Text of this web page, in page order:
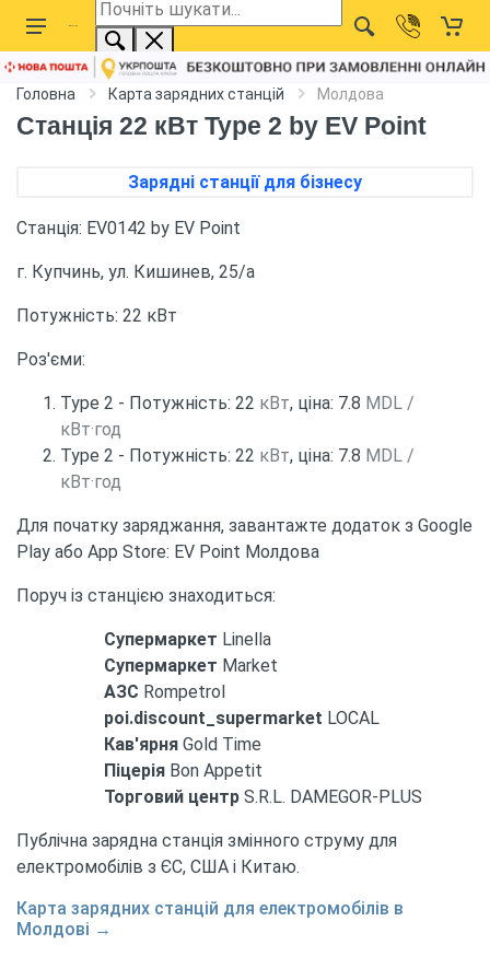
Головна Карта зарядних станцій Молдова
Станція 22 кВт Type 2 by EV Point
Зарядні станції для бізнесу
Станція: EV0142 by EV Point
г. Купчинь, ул. Кишинев, 25/a
Потужність: 22 кВт
Роз'єми:
Type 2 - Потужність: 22 кВт, ціна: 7.8 MDL /
кВт·год
Type 2 - Потужність: 22 кВт, ціна: 7.8 MDL /
кВт·год
Для початку заряджання, завантажте додаток з Google
Play або App Store: EV Point Молдова
Поруч із станцією знаходиться:
Супермаркет Linella
Супермаркет Market
АЗС Rompetrol
poi.discount_supermarket LOCAL
Кав'ярня Gold Time
Піцерія Bon Appetit
Торговий центр S.R.L. DAMEGOR-PLUS
Публічна зарядна станція змінного струму для
електромобілів з ЄС, США і Китаю.
Карта зарядних станцій для електромобілів в
Молдові →